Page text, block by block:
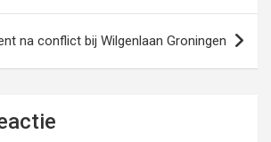
na conflict bij Wilgenlaan Groningen